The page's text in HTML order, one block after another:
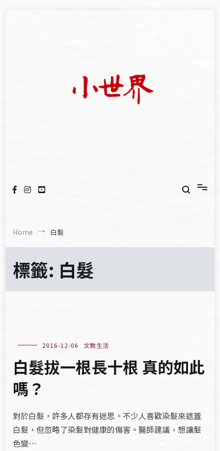
Home 白髮
標籤: 白髮
2016-12-06 文教生活
白髮拔一根長十根 真的如此
嗎？
對於白髮，許多人都存有迷思。不少人喜歡染髮來遮蓋
白髮，但忽略了染髮對健康的傷害。醫師建議，想讓髮
色變…